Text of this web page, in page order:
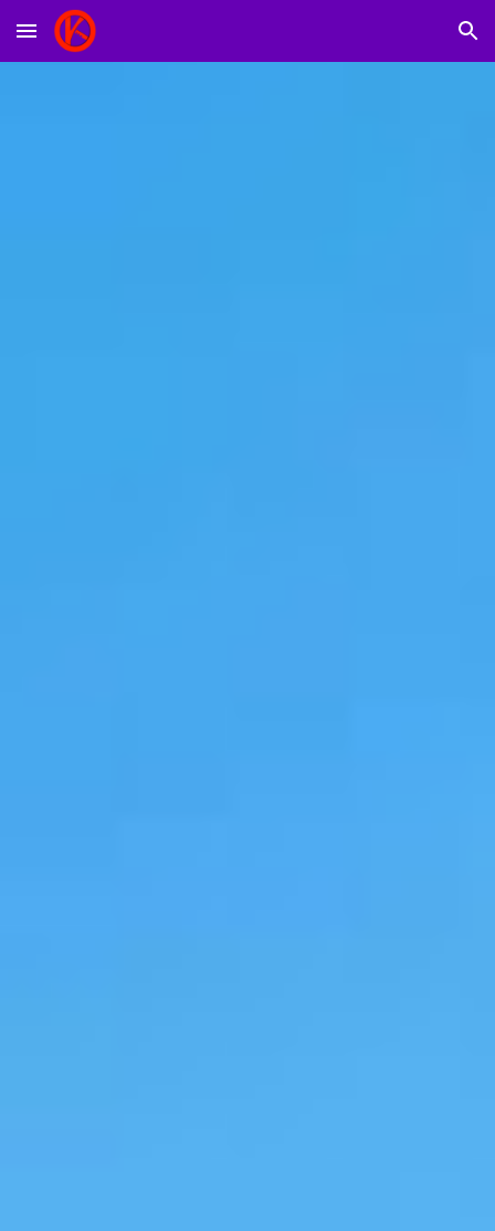
Skip to main content Skip to navigation